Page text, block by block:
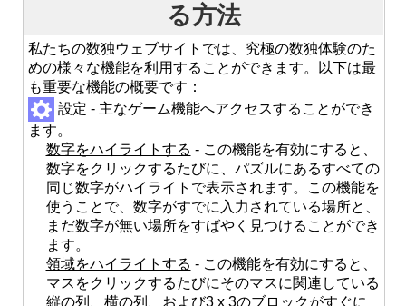
る方法
私たちの数独ウェブサイトでは、究極の数独体験のた
めの様々な機能を利用することができます。以下は最
も重要な機能の概要です：
設定 - 主なゲーム機能へアクセスすることができ
ます。
数字をハイライトする - この機能を有効にすると、
数字をクリックするたびに、パズルにあるすべての
同じ数字がハイライトで表示されます。この機能を
使うことで、数字がすでに入力されている場所と、
まだ数字が無い場所をすばやく見つけることができ
ます。
領域をハイライトする - この機能を有効にすると、
マスをクリックするたびにそのマスに関連している
縦の列、横の列、および3 x 3のブロックがすぐに